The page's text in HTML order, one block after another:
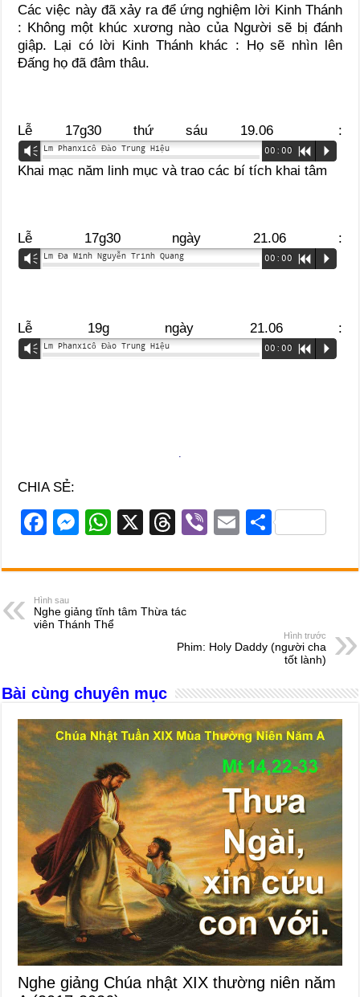
Các việc này đã xảy ra để ứng nghiệm lời Kinh Thánh
: Không một khúc xương nào của Người sẽ bị đánh
giập. Lại có lời Kinh Thánh khác : Họ sẽ nhìn lên
Đấng họ đã đâm thâu.
Lễ 17g30 thứ sáu 19.06 :
Vm Lm Phanxicô Đào Trung Hiệu 00:00 R P
Khai mạc năm linh mục và trao các bí tích khai tâm
Lễ 17g30 ngày 21.06 :
Vm Lm Đa Minh Nguyễn Trinh Quang 00:00 R P
Lễ 19g ngày 21.06 :
Vm Lm Phanxicô Đào Trung Hiệu 00:00 R P
CHIA SẺ:
F
c
e
b
k
M
ss
n
W
at
A
X
T
e
d
s
Vi
er
E
ail
S
ar
Hình sau
Nghe giảng tĩnh tâm Thừa tác
viên Thánh Thể
Hình trước
Phim: Holy Daddy (người cha
tốt lành)
Bài cùng chuyên mục
Nghe giảng Chúa nhật XIX thường niên năm